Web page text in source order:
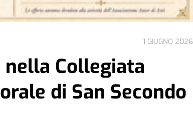
1 GIUGNO 2026
Collegiata
di San Secondo